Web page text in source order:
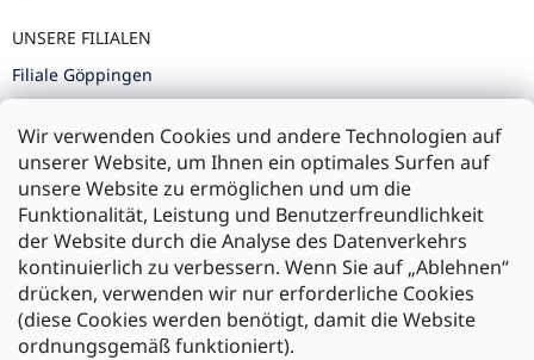
Wir verwenden Cookies und andere Technologien auf
unserer Website, um Ihnen ein optimales Surfen auf
unsere Website zu ermöglichen und um die
Funktionalität, Leistung und Benutzerfreundlichkeit
der Website durch die Analyse des Datenverkehrs
kontinuierlich zu verbessern. Wenn Sie auf „Ablehnen“
drücken, verwenden wir nur erforderliche Cookies
(diese Cookies werden benötigt, damit die Website
ordnungsgemäß funktioniert).
UNSERE FILIALEN
Filiale Göppingen
Filiale Ulm
Zahlung und Versand
Versand mit: